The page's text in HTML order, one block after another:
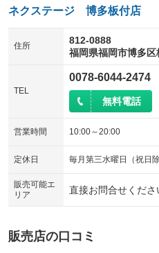
ネクステージ 博多板付店
住所
812-0888
福岡県福岡市博多区
TEL
0078-6044-2474
無料電話
営業時間 10:00～20:00
定休日 毎月第三水曜日（祝日
販売可能エ
リア
直接お問合せくださ
販売店の口コミ